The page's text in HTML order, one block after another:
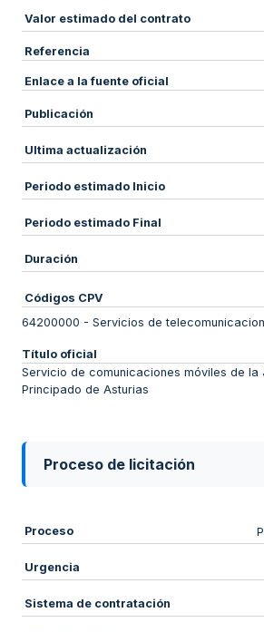
Valor estimado del contrato
Referencia
Enlace a la fuente oficial
Publicación
Ultima actualización
Periodo estimado Inicio
Periodo estimado Final
Duración
Códigos CPV
64200000 - Servicios de
Título oficial
Servicio de comunicaciones móviles de la
Principado de Asturias
Proceso de licitación
Proceso
Urgencia
Sistema de contratación